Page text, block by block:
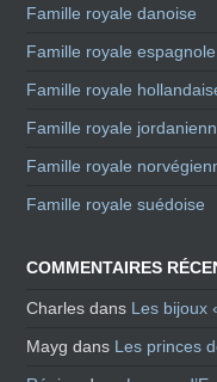
Famille royale danoise
Famille royale espagnole
Famille royale
Famille royale
Famille royale
Famille royale suédoise
COMMENTAIRES
Charles dans Les bijoux
Mayg dans Les princes